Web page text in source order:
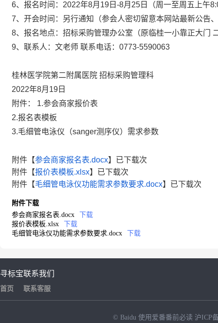
6、报名时间： 2022年8月 19 日 -8月 25 日（周一至周五上午
7、开会时间：另行通知（参会人密切留意本网站最新公告
8、报名地点：招标采购管理办公室（原临桂一小靠正大门
9、联系人：文老师 联系电话： 0773-5590063
桂林医学院第二附属医院 招标采购管理科
2022年8月 19 日
附件： 1.参会商家报价表
2.报名表模板
3.毛细管电泳仪（sanger测序仪）需求参数
附件【参会商家报名表.docx】已下载次
附件【报价表模板.xlsx】已下载次
附件【毛细管电泳仪功能需求参数要求.docx】已下载次
附件下载
参会商家报名表.docx
下载
报价表模板.xlsx
下载
毛细管电泳仪功能需求参数要求.docx
下载
寻标宝
首页
联系我们
联系客服
© Baidu 使用爱番番前必读 沪ICP